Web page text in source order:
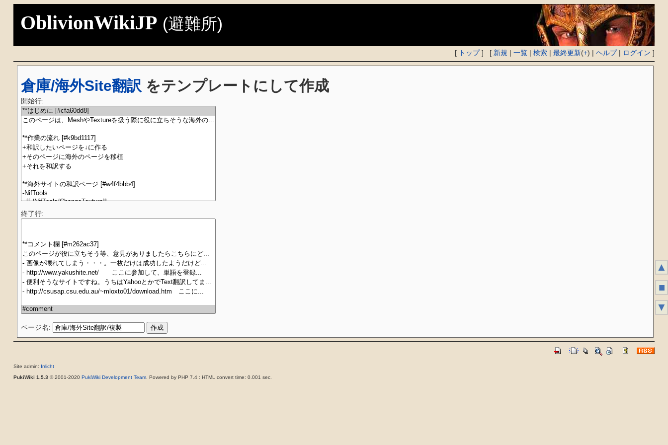
OblivionWikiJP (避難所)
[ トップ] [ 新規 |一覧 |検索 |最終更新(+) |ヘルプ| ログイン ]
倉庫/海外Site翻訳 をテンプレートにして作成
開始行:
終了行:
ページ名:
Site admin: Irrlicht
PukiWiki 1.5.3 © 2001-2020 PukiWiki Development Team. Powered by PHP 7.4 : HTML convert time: 0.001 sec.
▲
■
▼